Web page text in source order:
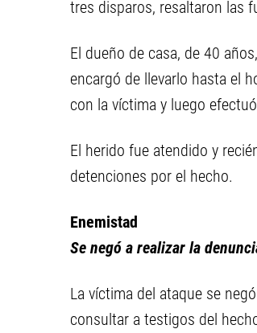
tres disparos, resaltaron las
El dueño de casa, de 40
encargó de llevarlo hasta el
con la víctima y luego
El herido fue atendido y
detenciones por el hecho.
Enemistad
Se negó a realizar la
La víctima del ataque se
consultar a testigos del